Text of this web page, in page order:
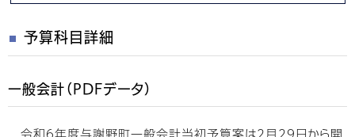
予算科目詳細
一般会計（PDFデータ）
令和6年度与謝野町一般会計当初予算案は2月29日から開